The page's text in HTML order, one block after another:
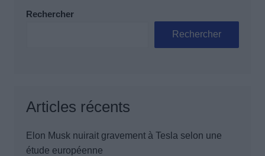
Rechercher
Rechercher
Articles récents
Elon Musk nuirait gravement à Tesla selon une
étude européenne